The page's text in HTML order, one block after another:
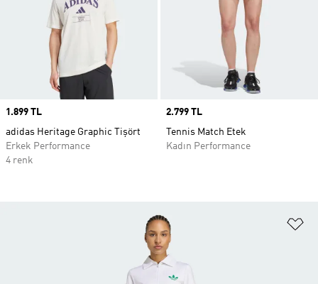
Price
1.899 TL
adidas Heritage Graphic Tişört
Erkek Performance
4 renk
Price
2.799 TL
Tennis Match Etek
Kadın Performance